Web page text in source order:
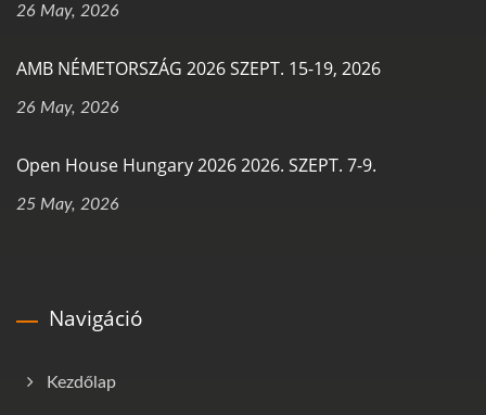
26 May, 2026
AMB NÉMETORSZÁG 2026 SZEPT. 15-19, 2026
26 May, 2026
Open House Hungary 2026 2026. SZEPT. 7-9.
25 May, 2026
Navigáció
Kezdőlap